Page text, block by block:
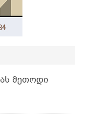
მეთოდი